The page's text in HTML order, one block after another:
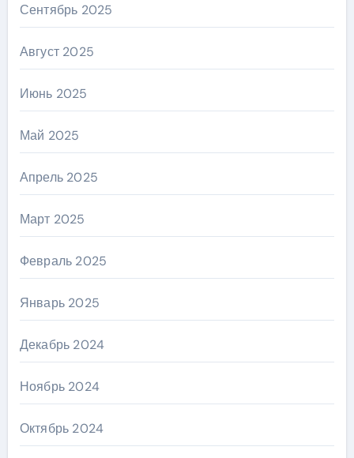
Сентябрь 2025
Август 2025
Июнь 2025
Май 2025
Апрель 2025
Март 2025
Февраль 2025
Январь 2025
Декабрь 2024
Ноябрь 2024
Октябрь 2024